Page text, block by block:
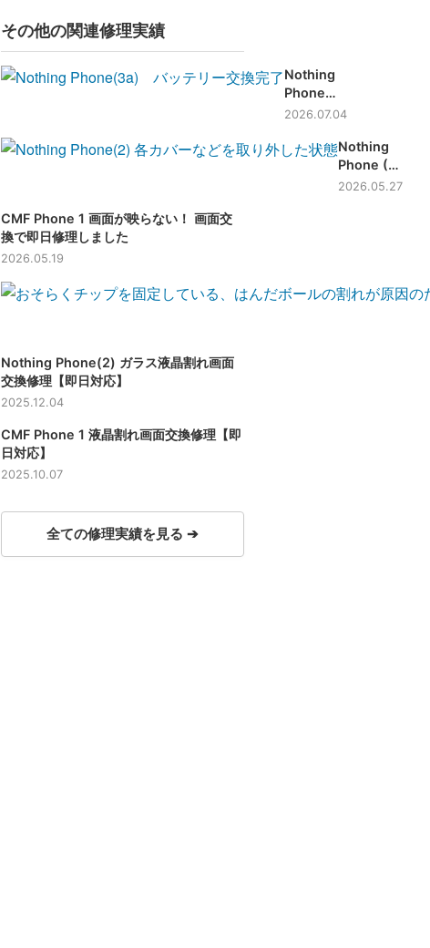
その他の関連修理実績
Nothing
Phone
(3a) バッ
換修理
2026.07.04
Nothing
Phone (2)
他店様で断
賀】
2026.05.27
CMF Phone 1 画面が映らない！ 画面交
換で即日修理しました
2026.05.19
Nothing Phone(2) ガラス液晶割れ画面
交換修理【即日対応】
2025.12.04
CMF Phone 1 液晶割れ画面交換修理【即
日対応】
2025.10.07
全ての修理実績を見る ➔